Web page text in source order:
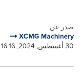
صدر عن
XCMG Machinery
30 أغسطس, 2024, 16:16 AST